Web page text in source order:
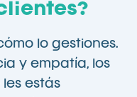
lo gestiones.
y empatía, los
estás